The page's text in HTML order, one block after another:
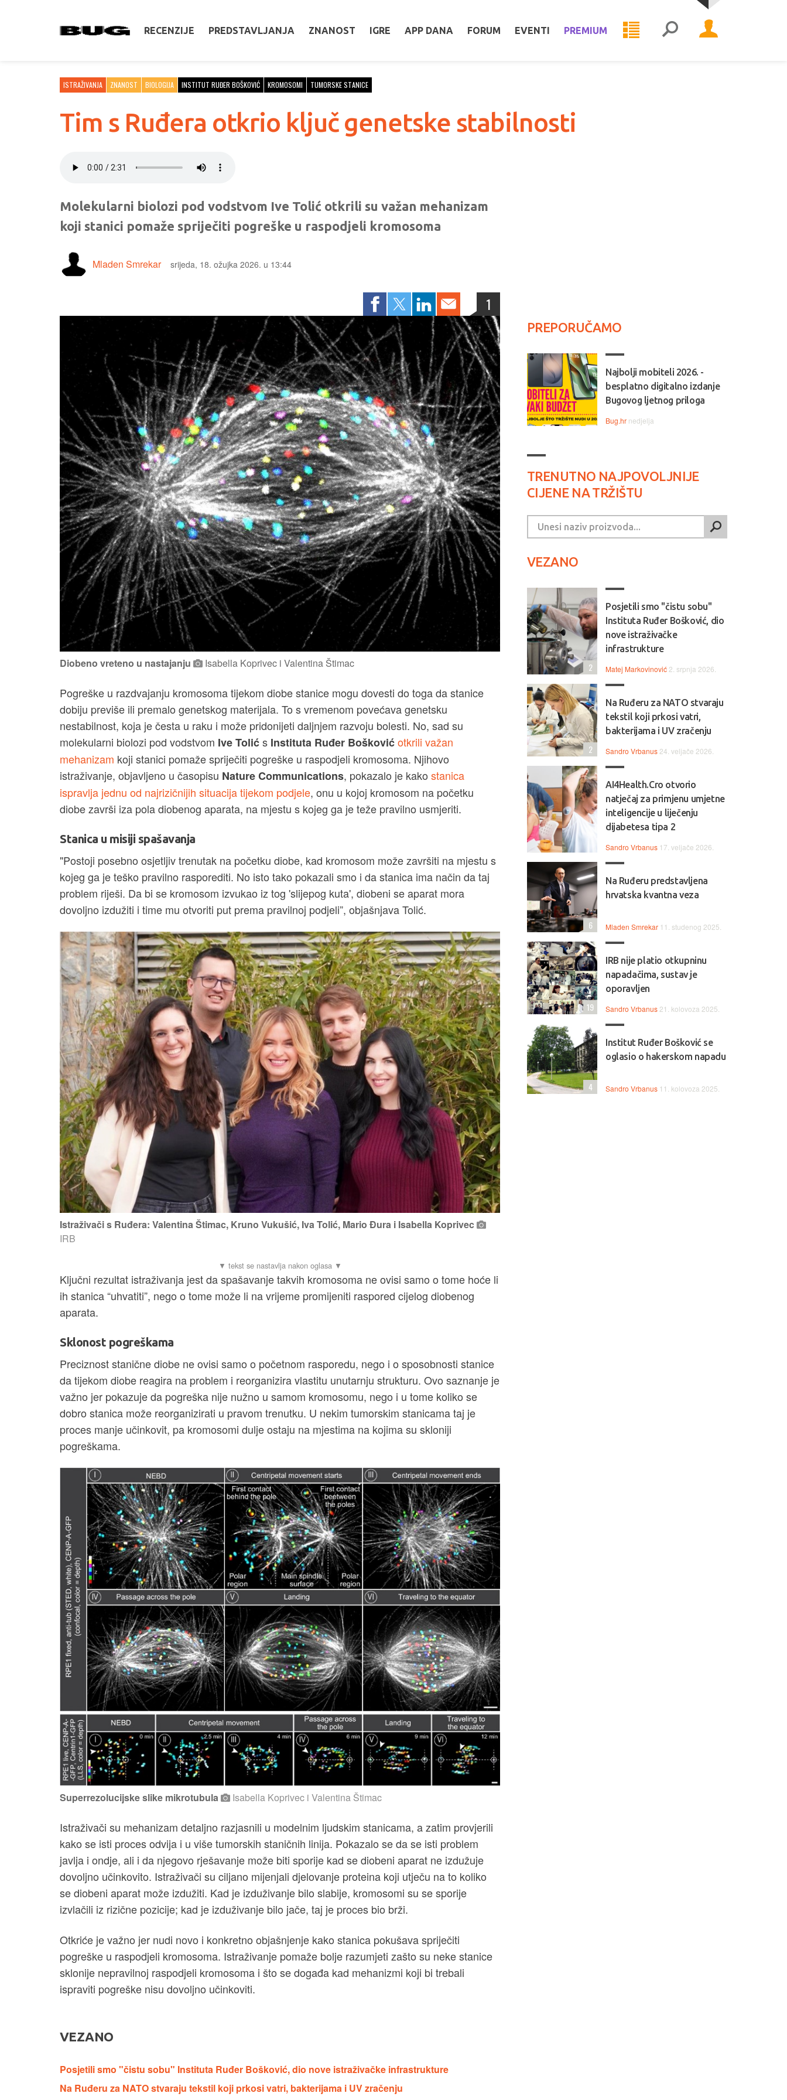
RECENZIJE PREDSTAVLJANJA ZNANOST IGRE APP DANA FORUM EVENTI PREMIUM
ISTRAŽIVANJA ZNANOST BIOLOGIJA INSTITUT RUĐER BOŠKOVIĆ KROMOSOMI TUMORSKE STANICE
Tim s Ruđera otkrio ključ genetske stabilnosti
Molekularni biolozi pod vodstvom Ive Tolić otkrili su važan mehanizam
koji stanici pomaže spriječiti pogreške u raspodjeli kromosoma
Mladen Smrekar srijeda, 18. ožujka 2026. u 13:44
1
Diobeno vreteno u nastajanju Isabella Koprivec i Valentina Štimac
Pogreške u razdvajanju kromosoma tijekom diobe stanice mogu dovesti do toga da stanice
dobiju previše ili premalo genetskog materijala. To s vremenom povećava genetsku
nestabilnost, koja je česta u raku i može pridonijeti daljnjem razvoju bolesti. No, sad su
molekularni biolozi pod vodstvom Ive Tolićs Instituta Ruđer Boškovićotkrili važan
mehanizam koji stanici pomaže spriječiti pogreške u raspodjeli kromosoma. Njihovo
istraživanje, objavljeno u časopisu Nature Communications, pokazalo je kako stanica
ispravlja jednu od najrizičnijih situacija tijekom podjele, onu u kojoj kromosom na početku
diobe završi iza pola diobenog aparata, na mjestu s kojeg ga je teže pravilno usmjeriti.
Stanica u misiji spašavanja
"Postoji posebno osjetljiv trenutak na početku diobe, kad kromosom može završiti na mjestu s
kojeg ga je teško pravilno rasporediti. No isto tako pokazali smo i da stanica ima način da taj
problem riješi. Da bi se kromosom izvukao iz tog 'slijepog kuta', diobeni se aparat mora
dovoljno izdužiti i time mu otvoriti put prema pravilnoj podjeli”, objašnjava Tolić.
Istraživači s Ruđera: Valentina Štimac, Kruno Vukušić, Iva Tolić, Mario Đura i Isabella Koprivec
IRB
Ključni rezultat istraživanja jest da spašavanje takvih kromosoma ne ovisi samo o tome hoće li
ih stanica “uhvatiti”, nego o tome može li na vrijeme promijeniti raspored cijelog diobenog
aparata.
Sklonost pogreškama
Preciznost stanične diobe ne ovisi samo o početnom rasporedu, nego i o sposobnosti stanice
da tijekom diobe reagira na problem i reorganizira vlastitu unutarnju strukturu. Ovo saznanje je
važno jer pokazuje da pogreška nije nužno u samom kromosomu, nego i u tome koliko se
dobro stanica može reorganizirati u pravom trenutku. U nekim tumorskim stanicama taj je
proces manje učinkovit, pa kromosomi dulje ostaju na mjestima na kojima su skloniji
pogreškama.
Superrezolucijske slike mikrotubula Isabella Koprivec i Valentina Štimac
Istraživači su mehanizam detaljno razjasnili u modelnim ljudskim stanicama, a zatim provjerili
kako se isti proces odvija i u više tumorskih staničnih linija. Pokazalo se da se isti problem
javlja i ondje, ali i da njegovo rješavanje može biti sporije kad se diobeni aparat ne izdužuje
dovoljno učinkovito. Istraživači su ciljano mijenjali djelovanje proteina koji utječu na to koliko
se diobeni aparat može izdužiti. Kad je izduživanje bilo slabije, kromosomi su se sporije
izvlačili iz rizične pozicije; kad je izduživanje bilo jače, taj je proces bio brži.
Otkriće je važno jer nudi novo i konkretno objašnjenje kako stanica pokušava spriječiti
pogreške u raspodjeli kromosoma. Istraživanje pomaže bolje razumjeti zašto su neke stanice
sklonije nepravilnoj raspodjeli kromosoma i što se događa kad mehanizmi koji bi trebali
ispraviti pogreške nisu dovoljno učinkoviti.
VEZANO
Posjetili smo "čistu sobu" Instituta Ruđer Bošković, dio nove istraživačke infrastrukture
Na Ruđeru za NATO stvaraju tekstil koji prkosi vatri, bakterijama i UV zračenju
PREPORUČAMO
Najbolji mobiteli 2026. -
besplatno digitalno izdanje
Bugovog ljetnog priloga
Bug.hr nedjelja
TRENUTNO NAJPOVOLJNIJE
CIJENE NA TRŽIŠTU
VEZANO
Posjetili smo "čistu sobu"
Instituta Ruđer Bošković, dio
nove istraživačke
infrastrukture
Matej Markovinović 2. srpnja 2026.
2
Na Ruđeru za NATO stvaraju
tekstil koji prkosi vatri,
bakterijama i UV zračenju
Sandro Vrbanus 24. veljače 2026.
2
AI4Health.Cro otvorio
natječaj za primjenu umjetne
inteligencije u liječenju
dijabetesa tipa 2
Sandro Vrbanus 17. veljače 2026.
Na Ruđeru predstavljena
hrvatska kvantna veza
Mladen Smrekar 11. studenog 2025.
6
IRB nije platio otkupninu
napadačima, sustav je
oporavljen
Sandro Vrbanus 21. kolovoza 2025.
19
Institut Ruđer Bošković se
oglasio o hakerskom napadu
Sandro Vrbanus 11. kolovoza 2025.
4